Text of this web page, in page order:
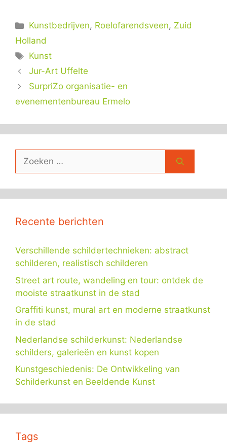
Categorieën
Kunstbedrijven, Roelofarendsveen, Zuid
Holland
Tags
Kunst
Jur-Art Uffelte
SurpriZo organisatie- en
evenementenbureau Ermelo
Zoek
Recente berichten
Verschillende schildertechnieken: abstract
schilderen, realistisch schilderen
Street art route, wandeling en tour: ontdek de
mooiste straatkunst in de stad
Graffiti kunst, mural art en moderne straatkunst
in de stad
Nederlandse schilderkunst: Nederlandse
schilders, galerieën en kunst kopen
Kunstgeschiedenis: De Ontwikkeling van
Schilderkunst en Beeldende Kunst
Tags